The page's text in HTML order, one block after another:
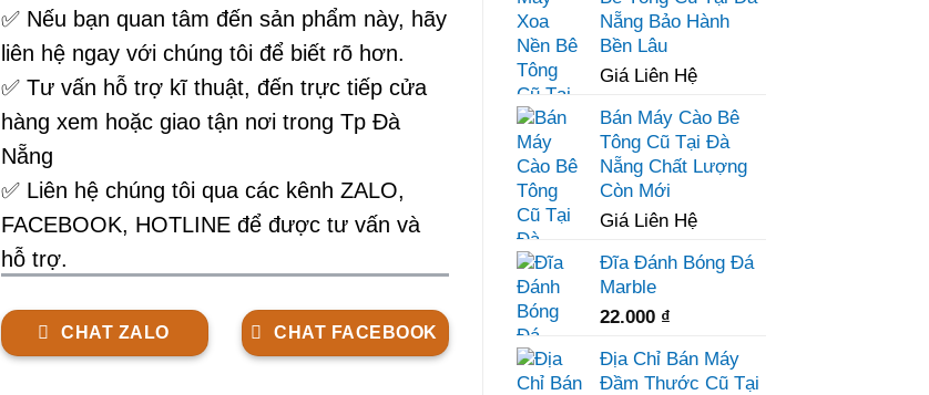
✅ Nếu bạn quan tâm đến sản phẩm này, hãy
liên hệ ngay với chúng tôi để biết rõ hơn.
✅ Tư vấn hỗ trợ kĩ thuật, đến trực tiếp cửa
hàng xem hoặc giao tận nơi trong Tp Đà
Nẵng
✅ Liên hệ chúng tôi qua các kênh ZALO,
FACEBOOK, HOTLINE để được tư vấn và
hỗ trợ.
CHAT ZALO CHAT FACEBOOK
Nẵng Bảo Hành
Bền Lâu
Giá Liên Hệ
Bán Máy Cào Bê
Tông Cũ Tại Đà
Nẵng Chất Lượng
Còn Mới
Giá Liên Hệ
Đĩa Đánh Bóng Đá
Marble
22.000 ₫
Địa Chỉ Bán Máy
Đầm Thước Cũ Tại